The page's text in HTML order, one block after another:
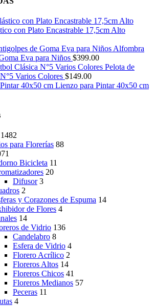
con Plato Encastrable 17,5cm Alto
Alfombra
Eva para Niños $399.00
Pelota de
Varios Colores $149.00
Lienzo para Pintar 40x50 cm
1482
para Florerías 88
Bicicleta 11
20
Difusor 3
2
y Corazones de Espuma 14
de Flores 4
14
de Vidrio 136
Candelabro 8
Esfera de Vidrio 4
Florero Acrílico 2
Floreros Altos 14
Floreros Chicos 41
Floreros Medianos 57
Peceras 11
4